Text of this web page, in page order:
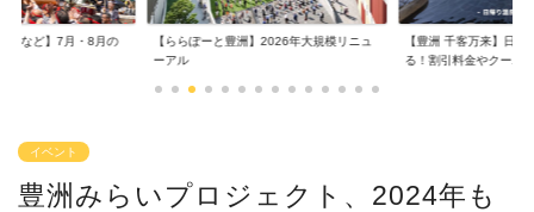
場など】7月・8月の
【ららぽーと豊洲】2026年大規模リニュ
ーアル
【豊洲 千客万来】日帰
る！割引料金やクーポ...
イベント
豊洲みらいプロジェクト、2024年も